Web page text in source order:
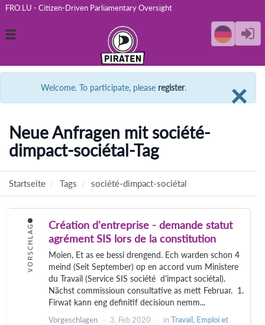
FRO.LU - Citizen-Driven Parliamentary Oversight
Toggle
×
Welcome. To participate, please register.
Neue Anfragen mit société-
dimpact-sociétal-Tag
Startseite Tags société-dimpact-sociétal
VORSCHLAG
Création d'entreprise - demande statut
agrément SIS lors de la constitution
Moien, Et as ee bessi drengend. Ech warden schon 4
meind (Seit September) op en accord vum Ministere
du Travail (Service SIS société d'impact sociétal).
Nächst commissioun consultative as mett Februar. 1.
Firwat kann eng definitif decisioun nemm...
Vorgeschlagen 3, Feb 2020 inTravail, Emploi et